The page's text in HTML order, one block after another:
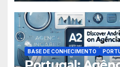
BASE DE CONHECIMENTO